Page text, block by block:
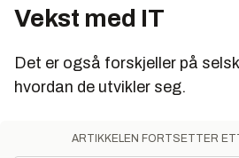
Vekst med IT
Det er også forskjeller på
hvordan de utvikler seg.
ARTIKKELEN FORTSETTER